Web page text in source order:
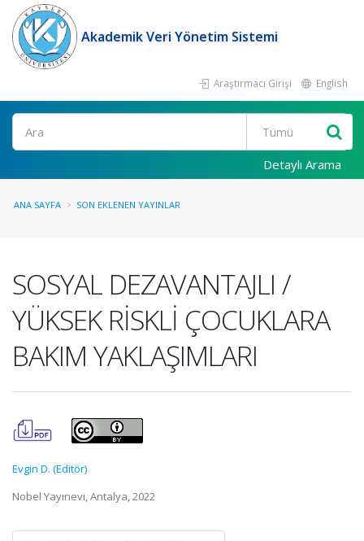
Akademik Veri Yönetim Sistemi
Araştırmacı Girişi English
Ara
Detaylı Arama
ANA SAYFA SON EKLENEN YAYINLAR
SOSYAL DEZAVANTAJLI /
YÜKSEK RİSKLİ ÇOCUKLARA
BAKIM YAKLAŞIMLARI
Evgin D. (Editör)
Nobel Yayınevi, Antalya, 2022